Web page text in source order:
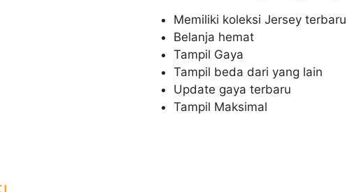
Memiliki koleksi Jersey terbaru
Belanja hemat
Tampil Gaya
Tampil beda dari yang lain
Update gaya terbaru
Tampil Maksimal